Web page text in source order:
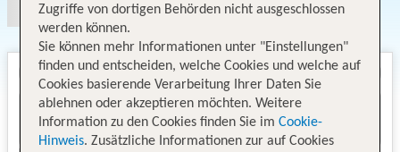
Zugriffe von dortigen Behörden nicht ausgeschlossen
werden können.
Sie können mehr Informationen unter "Einstellungen"
finden und entscheiden, welche Cookies und welche auf
Cookies basierende Verarbeitung Ihrer Daten Sie
ablehnen oder akzeptieren möchten. Weitere
Information zu den Cookies finden Sie im Cookie-
Hinweis. Zusätzliche Informationen zur auf Cookies